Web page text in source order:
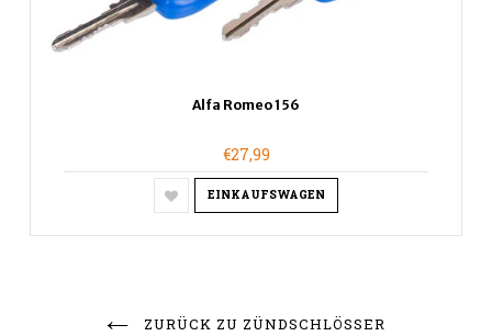
Alfa Romeo 156
€27,99
EINKAUFSWAGEN
ZURÜCK ZU ZÜNDSCHLÖSSER